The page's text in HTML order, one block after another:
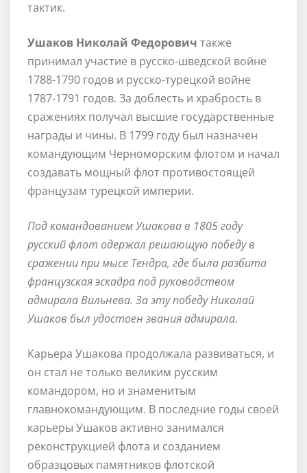
тактик.
Ушаков Николай Федорович также
принимал участие в русско-шведской войне
1788-1790 годов и русско-турецкой войне
1787-1791 годов. За доблесть и храбрость в
сражениях получал высшие государственные
награды и чины. В 1799 году был назначен
командующим Черноморским флотом и начал
создавать мощный флот противостоящей
французам турецкой империи.
Под командованием Ушакова в 1805 году
русский флот одержал решающую победу в
сражении при мысе Тендра, где была разбита
французская эскадра под руководством
адмирала Вильнева. За эту победу Николай
Ушаков был удостоен звания адмирала.
Карьера Ушакова продолжала развиваться, и
он стал не только великим русским
командором, но и знаменитым
главнокомандующим. В последние годы своей
карьеры Ушаков активно занимался
реконструкцией флота и созданием
образцовых памятников флотской